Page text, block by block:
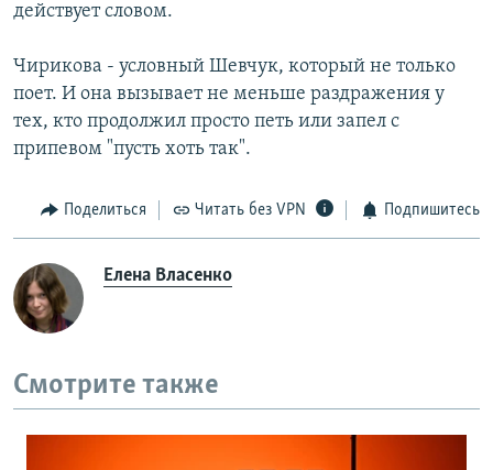
действует словом.
Чирикова - условный Шевчук, который не только
поет. И она вызывает не меньше раздражения у
тех, кто продолжил просто петь или запел с
припевом "пусть хоть так".
Поделиться Читать без VPN Подпишитесь
Елена Власенко
Смотрите также